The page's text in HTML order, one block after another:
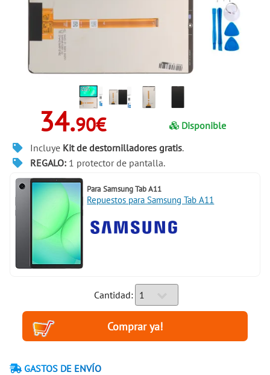
34.90€ Disponible
Incluye Kit de destornilladores gratis.
REGALO:1 protector de pantalla.
Para Samsung Tab A11
Repuestos para Samsung Tab A11
Cantidad:
GASTOS DE ENVÍO